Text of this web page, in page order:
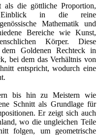
als die göttliche Proportion,
Einblick in die reine
Mathematik und
Bereiche wie Kunst,
Körper. Diese
Goldenen Rechteck in
bei dem das Verhältnis von
entspricht, wodurch eine
bis hin zu Meistern wie
Schnitt als Grundlage für
Er zeigt sich auch
wo die ungleichen Teile
folgen, um geometrische